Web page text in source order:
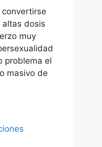
altas dosis
muy
problema el
masivo de